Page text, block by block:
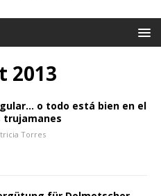
2013
o todo está bien en el
trujamanes
Torres